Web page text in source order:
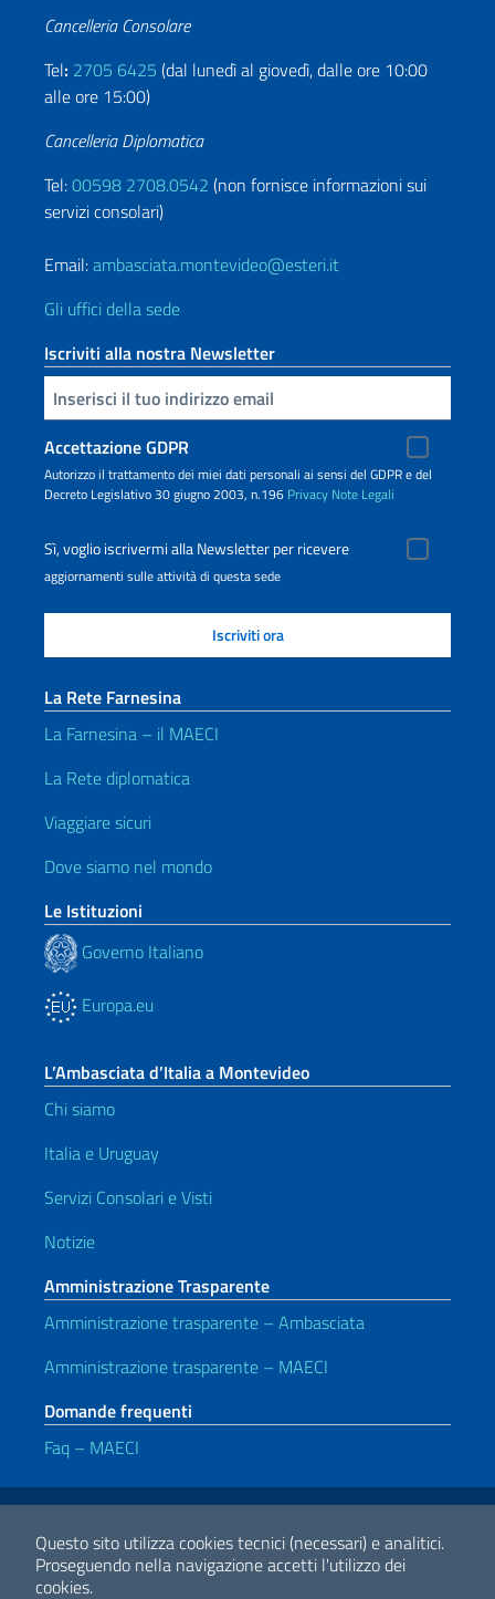
Questo sito utilizza cookies tecnici (necessari) e analitici.
Proseguendo nella navigazione accetti l'utilizzo dei
cookies.
Cancelleria Consolare
Tel: 2705 6425 (dal lunedì al giovedì, dalle ore 10:00
alle ore 15:00)
Cancelleria Diplomatica
Tel:00598 2708.0542 (non fornisce informazioni sui
servizi consolari)
Email:ambasciata.montevideo@esteri.it
Gli uffici della sede
Iscriviti alla nostra Newsletter
Inserisci la tua email
Accettazione GDPR
Autorizzo il trattamento dei miei dati personali ai sensi del GDPR e del
Decreto Legislativo 30 giugno 2003, n.196 Privacy Note Legali
Sì, voglio iscrivermi alla Newsletter per ricevere
aggiornamenti sulle attività di questa sede
La Rete Farnesina
La Farnesina – il MAECI
La Rete diplomatica
Viaggiare sicuri
Dove siamo nel mondo
Le Istituzioni
Governo Italiano
Europa.eu
L’Ambasciata d’Italia a Montevideo
Chi siamo
Italia e Uruguay
Servizi Consolari e Visti
Notizie
Amministrazione Trasparente
Amministrazione trasparente – Ambasciata
Amministrazione trasparente – MAECI
Domande frequenti
Faq – MAECI
Link Utili